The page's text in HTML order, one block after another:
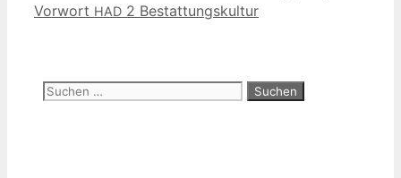
Vorwort HAD 2 Bestattungskultur
Suchen